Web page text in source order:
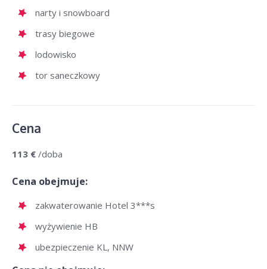
narty i snowboard
trasy biegowe
lodowisko
tor saneczkowy
Cena
113 € /doba
Cena obejmuje:
zakwaterowanie Hotel 3***s
wyżywienie HB
ubezpieczenie KL, NNW